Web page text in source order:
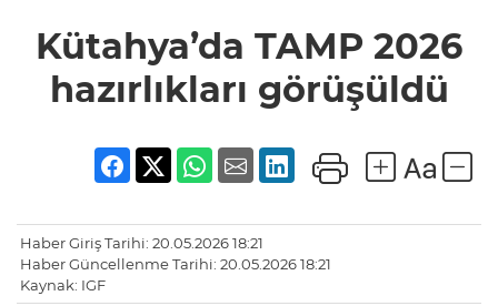
görüşüldü
Kütahya’da TAMP 2026
hazırlıkları görüşüldü
Haber Giriş Tarihi: 20.05.2026 18:21
Haber Güncellenme Tarihi: 20.05.2026 18:21
Kaynak: IGF